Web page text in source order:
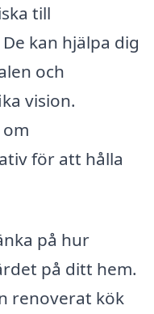
till
kan hjälpa dig
och
vision.
för att hålla
på hur
på ditt hem.
renoverat kök